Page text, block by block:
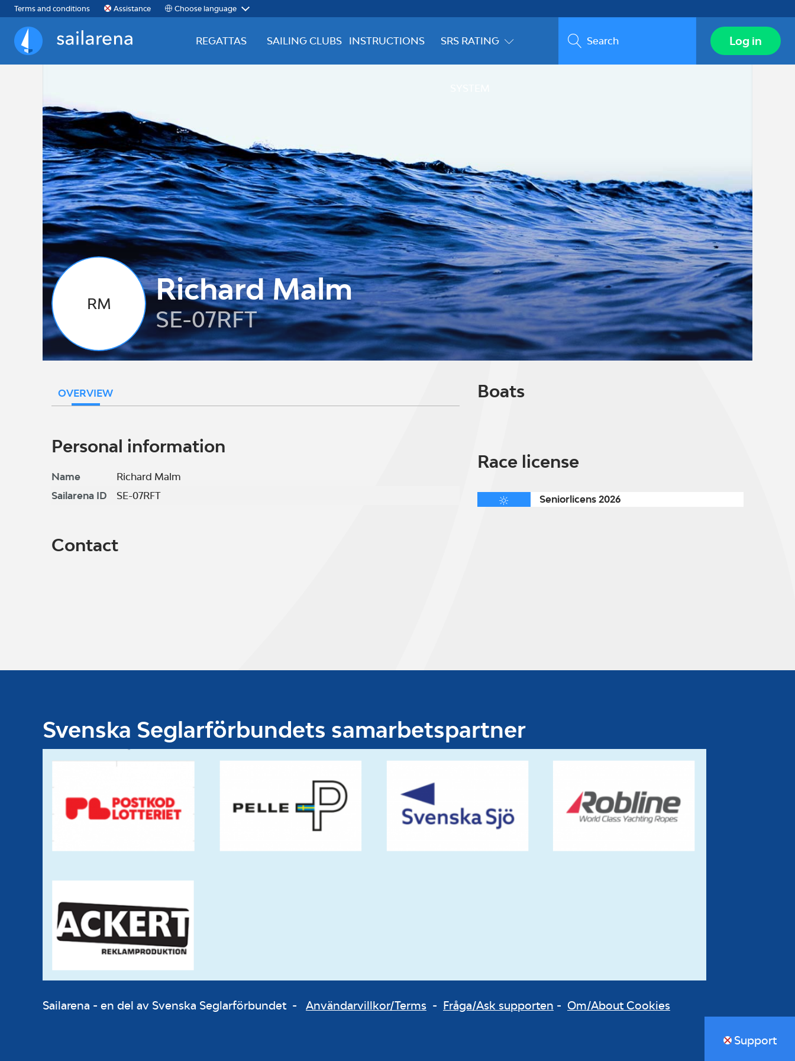
Terms and conditions Assistance Choose language
Sailarena
REGATTAS SAILING CLUBS INSTRUCTIONS SRS RATING Search Log in
RM Richard Malm
SE-07RFT
OVERVIEW
Personal information
Name
Richard Malm
Sailarena ID
SE-07RFT
Contact
Boats
Race license
Seniorlicens 2026
Svenska Seglarförbundets samarbetspartner
Sailarena - en del av Svenska Seglarförbundet - Användarvillkor/Terms - Fråga/Ask supporten - Om/About Cookies
Support